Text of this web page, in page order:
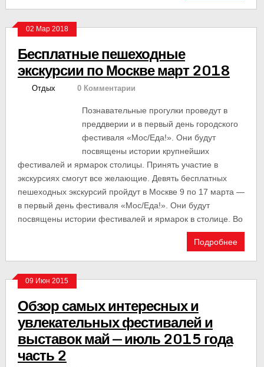
02 Мар 2018
Бесплатные пешеходные
экскурсии по Москве март 2018
Отдых 0 Комментарии
Познавательные прогулки проведут в
преддверии и в первый день городского
фестиваля «Мос/Еда!». Они будут
посвящены истории крупнейших
фестивалей и ярмарок столицы. Принять участие в
экскурсиях смогут все желающие. Девять бесплатных
пешеходных экскурсий пройдут в Москве 9 по 17 марта —
в первый день фестиваля «Мос/Еда!». Они будут
посвящены истории фестивалей и ярмарок в столице. Во
Подробнее
09 Июн 2015
Обзор самых интересных и
увлекательных фестивалей и
выставок май — июль 2015 года
часть 2